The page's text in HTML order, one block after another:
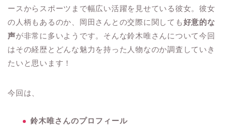
ースからスポーツまで幅広い活躍を見せている彼女。彼女
の人柄もあるのか、岡田さんとの交際に関しても好意的な
声が非常に多いようです。そんな鈴木唯さんについて今回
はその経歴とどんな魅力を持った人物なのか調査していき
たいと思います！
今回は、
鈴木唯さんのプロフィール